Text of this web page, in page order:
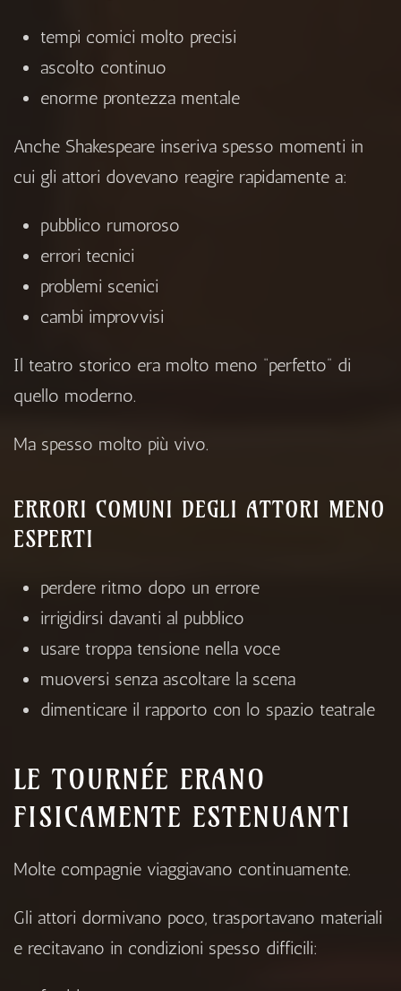
tempi comici molto precisi
ascolto continuo
enorme prontezza mentale
Anche Shakespeare inseriva spesso momenti in
cui gli attori dovevano reagire rapidamente a:
pubblico rumoroso
errori tecnici
problemi scenici
cambi improvvisi
Il teatro storico era molto meno “perfetto” di
quello moderno.
Ma spesso molto più vivo.
ERRORI COMUNI DEGLI ATTORI MENO
ESPERTI
perdere ritmo dopo un errore
irrigidirsi davanti al pubblico
usare troppa tensione nella voce
muoversi senza ascoltare la scena
dimenticare il rapporto con lo spazio teatrale
LE TOURNÉE ERANO
FISICAMENTE ESTENUANTI
Molte compagnie viaggiavano continuamente.
Gli attori dormivano poco, trasportavano materiali
e recitavano in condizioni spesso difficili: